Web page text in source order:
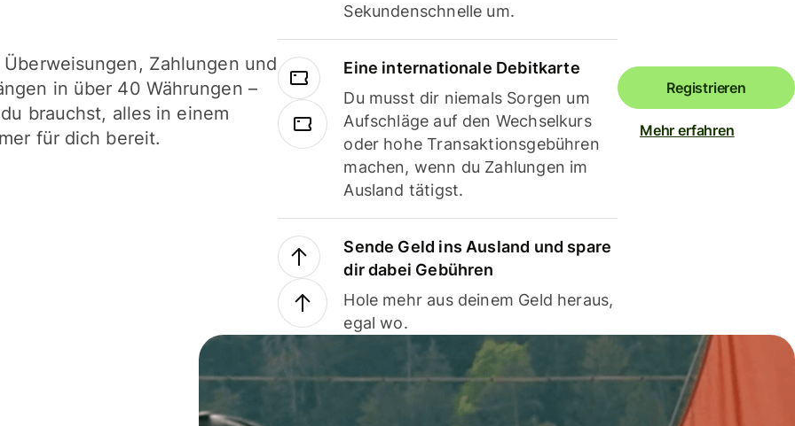
Zahlungen und
in über 40 Währungen –
brauchst, alles in einem
für dich bereit.
Sekundenschnelle um.
Eine internationale Debitkarte
Du musst dir niemals Sorgen um
Aufschläge auf den Wechselkurs
oder hohe Transaktionsgebühren
machen, wenn du Zahlungen im
Ausland tätigst.
Sende Geld ins Ausland und spare
dir dabei Gebühren
Hole mehr aus deinem Geld heraus,
egal wo.
Registrieren
Mehr erfahren